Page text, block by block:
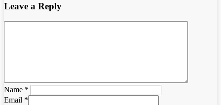
Leave a Reply
Name *
Email *